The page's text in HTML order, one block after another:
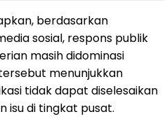
berdasarkan
sosial, respons publik
masih didominasi
menunjukkan
tidak dapat diselesaikan
isu di tingkat pusat.